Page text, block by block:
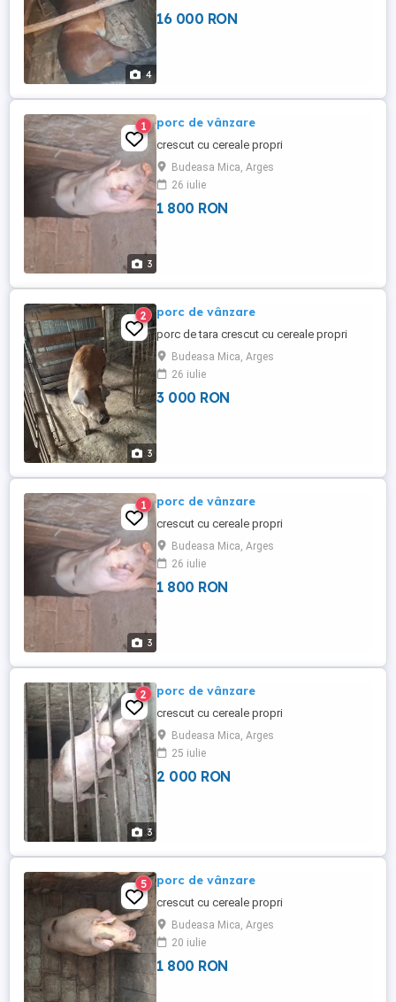
4
16 000 RON
3
1 porc de vânzare
crescut cu cereale propri
Budeasa Mica, Arges
26 iulie
1 800 RON
3
2 porc de vânzare
porc de tara crescut cu cereale propri
Budeasa Mica, Arges
26 iulie
3 000 RON
3
1 porc de vânzare
crescut cu cereale propri
Budeasa Mica, Arges
26 iulie
1 800 RON
3
2 porc de vânzare
crescut cu cereale propri
Budeasa Mica, Arges
25 iulie
2 000 RON
5 porc de vânzare
crescut cu cereale propri
Budeasa Mica, Arges
20 iulie
1 800 RON